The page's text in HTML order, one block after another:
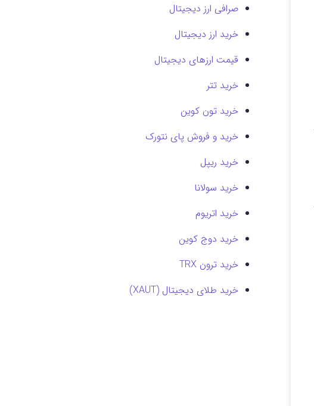
صرافی ارز دیجیتال
خرید ارز دیجیتال
قیمت ارزهای دیجیتال
خرید تتر
خرید تون کوین
خرید و فروش پای نتورک
خرید ریپل
خرید سولانا
خرید اتریوم
خرید دوج کوین
خرید ترون TRX
خرید طلای دیجیتال (XAUT)